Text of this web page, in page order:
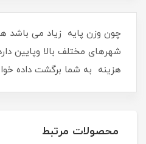
چون وزن پایه زیاد می باشد
شهرهای مختلف بالا وپایین
هزینه به شما برگشت داده
محصولات مرتبط